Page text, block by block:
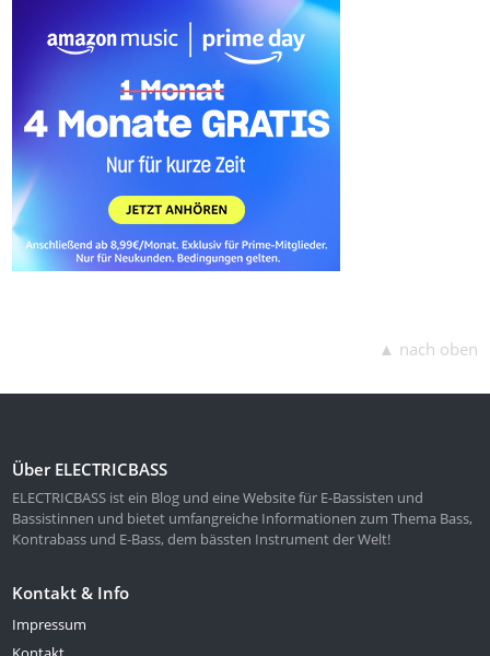
▲ nach oben
Über ELECTRICBASS
ELECTRICBASS ist ein Blog und eine Website für E-Bassisten und
Bassistinnen und bietet umfangreiche Informationen zum Thema Bass,
Kontrabass und E-Bass, dem bässten Instrument der Welt!
Kontakt & Info
Impressum